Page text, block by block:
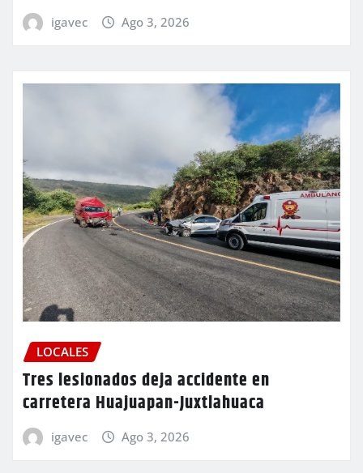
igavec Ago 3, 2026
LOCALES
Tres lesionados deja accidente en
carretera Huajuapan-Juxtlahuaca
igavec Ago 3, 2026